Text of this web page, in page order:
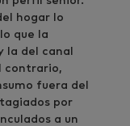
hogar lo
que la
la del canal
contrario,
fuera del
por
a un